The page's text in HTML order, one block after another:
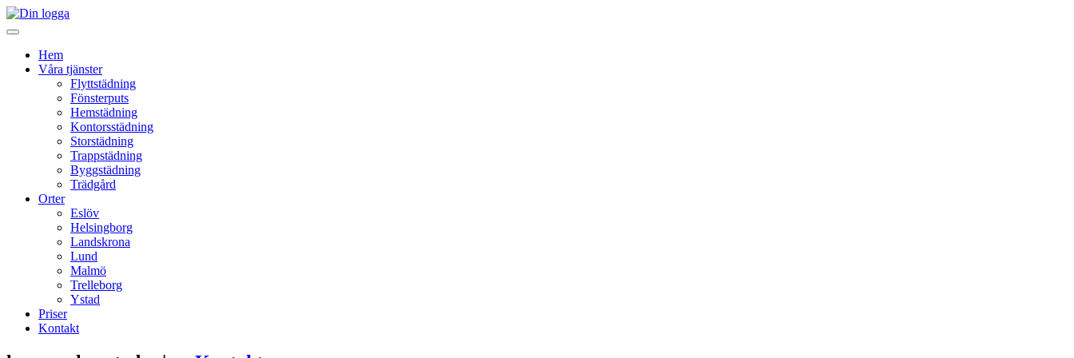
Hem
Våra tjänster
Flyttstädning
Fönsterputs
Hemstädning
Kontorsstädning
Storstädning
Trappstädning
Byggstädning
Trädgård
Orter
Eslöv
Helsingborg
Landskrona
Lund
Malmö
Trelleborg
Ystad
Priser
Kontakt